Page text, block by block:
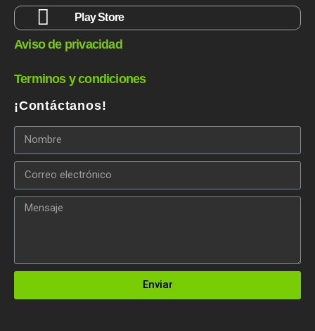
Play Store
Aviso de privacidad
Terminos y condiciones
¡Contáctanos!
Enviar